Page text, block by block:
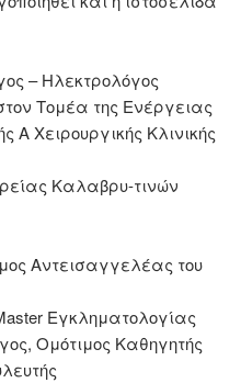
– Ηλεκτρολόγος
Τομέα της Ενέργειας
Α Χειρουργικής Κλινικής
Καλαβρυ-τινών
Αντεισαγγελέας του
Εγκληματολογίας
Ομότιμος Καθηγητής